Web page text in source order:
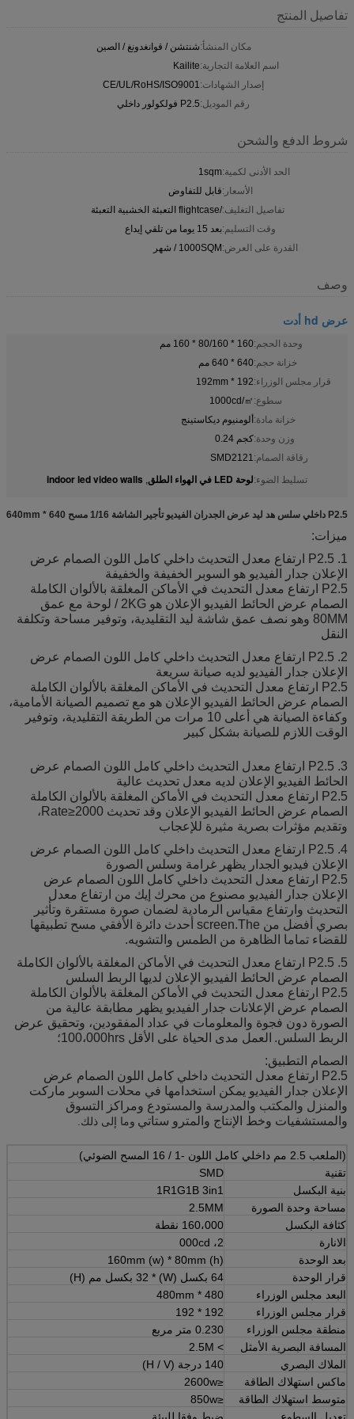
تفاصيل المنتج
مكان المنشأ:شنتشن / قوانغدونغ / الصين
اسم العلامة التجارية:Kailite
إصدار الشهادات:CE/UL/RoHS/ISO9001
رقم الموديل:P2.5 فولكولور داخلي
شروط الدفع والشحن
الحد الأدنى لكمية:1sqm
الأسعار:قابل للتفاوض
تفاصيل التغليف:/flightcase التعبئة الخشبية التعبئة
وقت التسليم:بعد 15 يوما من تلقي إيداع
القدرة على العرض:1000SQM / شهر
وصف
عرض hd أدت
وحدة الحجم:160 * 80/160 * 160 مم
خزانة حجم:640 * 640 مم
قرار مجلس الوزراء:192 * 192mm
سطوع: 1000cd/㎡
خزانة مادة:ألومنيوم ديكاستينج
وزن وحدة:كجم 0.24
رقاقة الصمام:SMD2121
تسليط الضوء:لوحة LED في الهواء الطلق ,
indoor led video walls
P2.5 داخلي سلس هد ليد عرض الجدران الفيديو تأجير الشاشة 1/16 مسح 640 * 640mm
ميزات:
1. P2.5 ارتفاع معدل التحديث داخلي كامل اللون الصمام عرض
الإعلان جدار الفيديو هو السوبر الخفيفة والخفيفة
P2.5 ارتفاع معدل التحديث في الأماكن المغلقة بالألوان الكاملة
الصمام عرض الحائط الفيديو الإعلان هو 2KG / لوحة مع عمق
80MM وهو نصف عمق شاشة ليد التقليدية، وتوفير مساحة وتكلفة
النقل
2. P2.5 ارتفاع معدل التحديث داخلي كامل اللون الصمام عرض
الإعلان جدار الفيديو لديه صيانة سريعة
P2.5 ارتفاع معدل التحديث في الأماكن المغلقة بالألوان الكاملة
الصمام عرض الحائط الفيديو الإعلان هو مع تصميم الصيانة الأمامية،
وكفاءة الصيانة هي أعلى 10 مرات من الطريقة التقليدية، وتوفير
الوقت اللازم للصيانة بشكل كبير
3. P2.5 ارتفاع معدل التحديث داخلي كامل اللون الصمام عرض
الحائط الفيديو الإعلان لديه معدل تحديث عالية
P2.5 ارتفاع معدل التحديث في الأماكن المغلقة بالألوان الكاملة
الصمام عرض الحائط الفيديو الإعلان وقد تحديث Rate≥2000،
وتقديم مؤثرات بصرية مثيرة للإعجاب
4. P2.5 ارتفاع معدل التحديث داخلي كامل اللون الصمام عرض
الإعلان فيديو الجدار يظهر غرامة وسلس الصورة
P2.5 ارتفاع معدل التحديث داخلي كامل اللون الصمام عرض
الإعلان جدار الفيديو مصنوع من محرك إيك من ارتفاع معدل
التحديث وارتفاع مقياس الرمادية لضمان صورة مستقرة وتأثير
بصري أفضل من screen.The أحدث دائرة الأفقي مسح تطبيقها
للقضاء تماما الظاهرة من الطمس والتشويه.
5. P2.5 ارتفاع معدل التحديث في الأماكن المغلقة بالألوان الكاملة
الصمام عرض الحائط الفيديو الإعلان لديها الربط السلس
P2.5 ارتفاع معدل التحديث في الأماكن المغلقة بالألوان الكاملة
الصمام عرض الإعلانات جدار الفيديو يظهر مطابقة عالية من
الصورة دون فجوة والمعلومات في عداد المفقودين، وتحقيق عرض
الربط السلس. العمل مدى الحياة على الأقل 100،000hrs؛
الصمام التطبيق:
P2.5 ارتفاع معدل التحديث داخلي كامل اللون الصمام عرض
الإعلان جدار الفيديو يمكن استخدامها في محلات السوبر ماركت
والمنزل والمكتب والمدرسة والمستودع ومراكز التسوق
والمستشفيات وخط الإنتاج والمترو ستاتي وما إلى ذلك.
(الملعب 2.5 مم داخلي كامل اللون -1 / 16 المسح الضوئي)
تقنية
SMD
بنية البكسل
1R1G1B 3in1
مساحة وحدة الصورة
2.5MM
كثافة البكسل
160،000 نقطة
الانارة
2، 000cd
بعد الوحدة
160mm (w) * 80mm (h)
قرار الوحدة
64 بكسل (W) * 32 بكسل مم (H)
البعد مجلس الوزراء
480 * 480mm
قرار مجلس الوزراء
192 * 192
منطقة مجلس الوزراء
0.230 متر مربع
المسافة البصرية الأمثل
> 2.5M
الملاك البصري
140 درجة (H / V)
ماكس استهلاك الطاقة
≤2600w
متوسط ​​استهلاك الطاقة
≤850w